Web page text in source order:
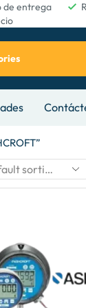
de entrega